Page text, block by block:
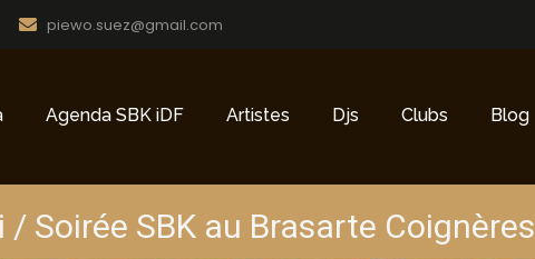
piewo.suez@gmail.com
Agenda SBK iDF Artistes Djs Clubs Blog
/ Soirée SBK au Brasarte Coignères